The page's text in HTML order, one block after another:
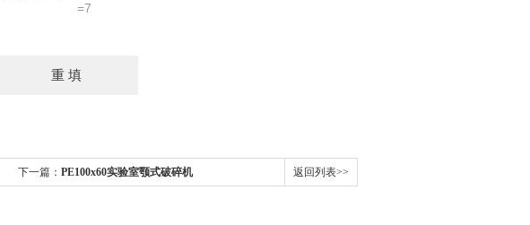
=7
下一篇： PE100x60实验室颚式破碎机 返回列表>>